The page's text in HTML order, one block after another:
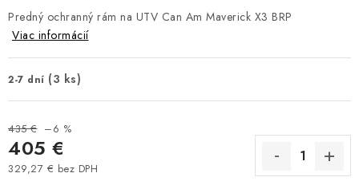
NOVINKY
VÝPREDAJ
INÉ PRÍSLUŠENSTVO
Predný ochranný rám na UTV Can Am Maverick X3 BRP
Viac informácií
2-7 dní (3 ks)
435 € –6 %
405 €
329,27 € bez DPH